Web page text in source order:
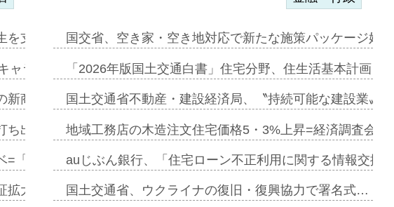
を支援=スポンサー契約…
ャラクターに起用…
新商品=「ファミーレキ…
ち出す=年内にも城南エ…
=「職住遊」融合型の賃…
拡大へ=ガーデンカフェ…
国交省、空き家・空き地対応で新たな施策パッケージ始
「2026年版国土交通白書」住宅分野、住生活基本計画
国土交通省不動産・建設経済局、〝持続可能な建設業〟
地域工務店の木造注文住宅価格5・3%上昇=経済調査会
auじぶん銀行、「住宅ローン不正利用に関する情報交換
国土交通省、ウクライナの復旧・復興協力で署名式…